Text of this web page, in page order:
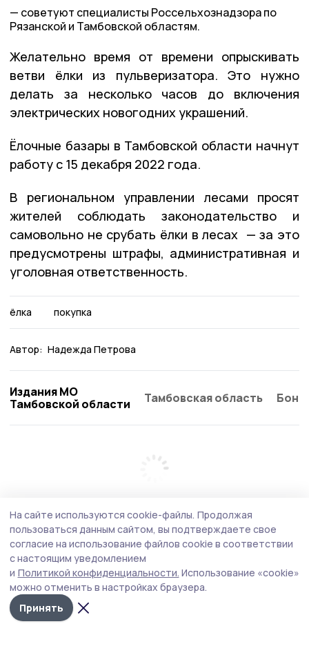
советуют специалисты Россельхознадзора по
Рязанской и Тамбовской областям.
Желательно время от времени опрыскивать
ветви ёлки из пульверизатора. Это нужно
делать за несколько часов до включения
электрических новогодних украшений.
Ёлочные базары в Тамбовской области начнут
работу с 15 декабря 2022 года.
В региональном управлении лесами просят
жителей соблюдать законодательство и
самовольно не срубать ёлки в лесах — за это
предусмотрены штрафы, административная и
уголовная ответственность.
ёлка покупка
Автор: Надежда Петрова
Издания МО
Тамбовской области
Тамбовская область
На сайте используются cookie-файлы. Продолжая
пользоваться данным сайтом, вы подтверждаете свое
согласие на использование файлов cookie в соответствии
с настоящим уведомлением
и Политикой конфиденциальности. Использование «cookie»
можно отменить в настройках браузера.
Принять